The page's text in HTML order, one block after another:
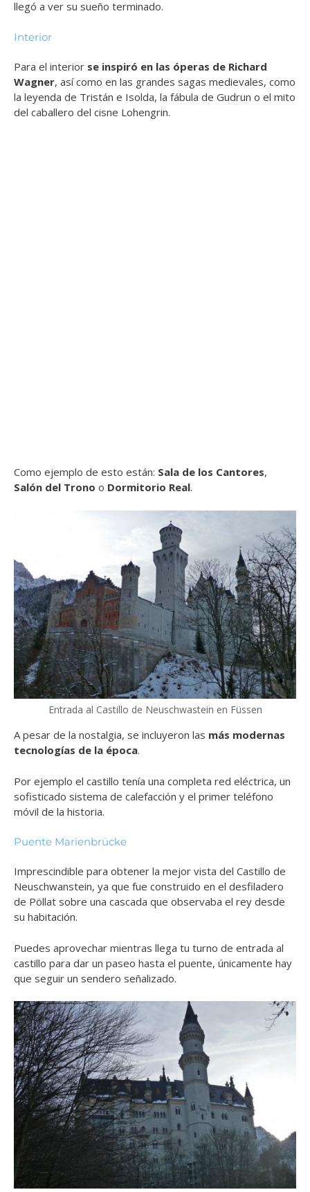
llegó a ver su sueño terminado.
Interior
Para el interior se inspiró en las óperas de Richard
Wagner, así como en las grandes sagas medievales, como
la leyenda de Tristán e Isolda, la fábula de Gudrun o el mito
del caballero del cisne Lohengrin.
Como ejemplo de esto están: Sala de los Cantores,
Salón del Trono o Dormitorio Real.
Entrada al Castillo de Neuschwastein en Füssen
A pesar de la nostalgia, se incluyeron las más modernas
tecnologías de la época.
Por ejemplo el castillo tenía una completa red eléctrica, un
sofisticado sistema de calefacción y el primer teléfono
móvil de la historia.
Puente Marienbrücke
Imprescindible para obtener la mejor vista del Castillo de
Neuschwanstein, ya que fue construido en el desfiladero
de Pöllat sobre una cascada que observaba el rey desde
su habitación.
Puedes aprovechar mientras llega tu turno de entrada al
castillo para dar un paseo hasta el puente, únicamente hay
que seguir un sendero señalizado.